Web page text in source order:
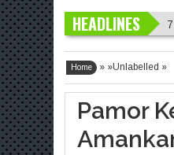
HEADLINES
Home » »Unlabelled »
Pamor